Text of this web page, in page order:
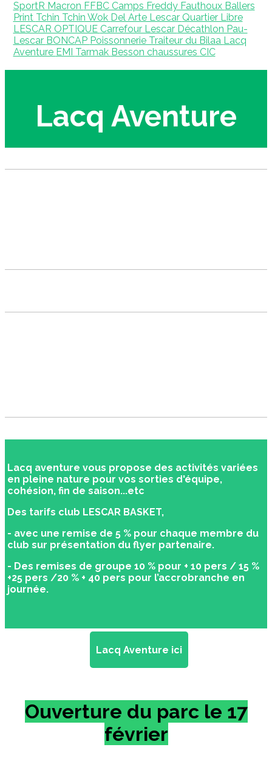
SportR Macron FFBC Camps Freddy Fauthoux Ballers
Print Tchin Tchin Wok Del Arte Lescar Quartier Libre
LESCAR OPTIQUE Carrefour Lescar Décathlon Pau-
Lescar BONCAP Poissonnerie Traiteur du Bilaa Lacq
Aventure EMI Tarmak Besson chaussures CIC
Lacq Aventure
Lacq aventure vous propose des activités variées
en pleine nature pour vos sorties d'équipe,
cohésion, fin de saison...etc
Des tarifs club LESCAR BASKET,
- avec une remise de 5 % pour chaque membre du
club sur présentation du flyer partenaire.
- Des remises de groupe 10 % pour + 10 pers / 15 %
+25 pers /20 % + 40 pers pour l’accrobranche en
journée.
Lacq Aventure ici
Ouverture du parc le 17
février